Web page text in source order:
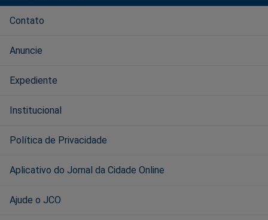
Contato
Anuncie
Expediente
Institucional
Política de Privacidade
Aplicativo do Jornal da Cidade Online
Ajude o JCO